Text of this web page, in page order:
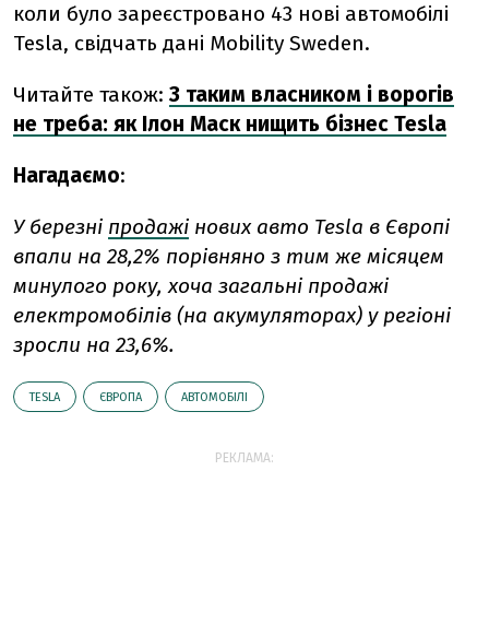
коли було зареєстровано 43 нові автомобілі
Tesla, свідчать дані Mobility Sweden.
Читайте також: З таким власником і ворогів
не треба: як Ілон Маск нищить бізнес Tesla
Нагадаємо:
У березні продажі нових авто Tesla в Європі
впали на 28,2% порівняно з тим же місяцем
минулого року, хоча загальні продажі
електромобілів (на акумуляторах) у регіоні
зросли на 23,6%.
TESLA ЄВРОПА АВТОМОБІЛІ
РЕКЛАМА: